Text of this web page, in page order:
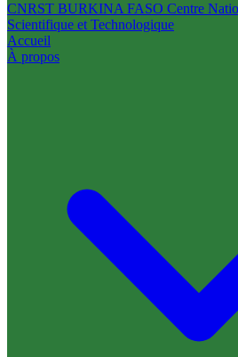
CNRST BURKINA FASO Centre
Scientifique et Technologique
Accueil
À propos